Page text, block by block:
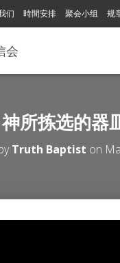
们 時間安排 聚会小组 规
神所拣选的器
Truth Baptist on